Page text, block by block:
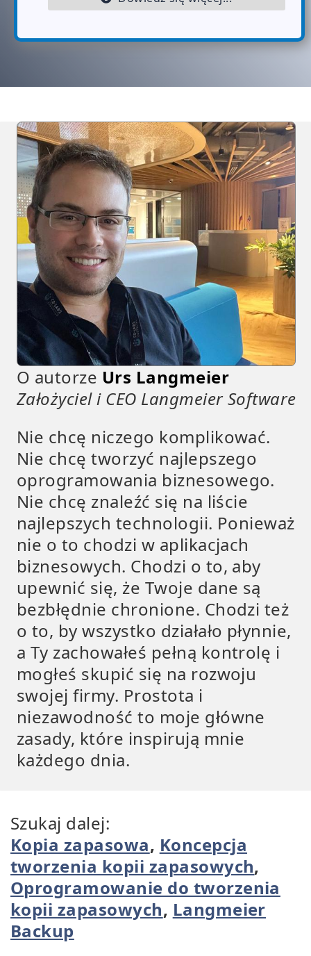
O autorze Urs Langmeier
Założyciel i CEO Langmeier Software
Nie chcę niczego komplikować.
Nie chcę tworzyć najlepszego
oprogramowania biznesowego.
Nie chcę znaleźć się na liście
najlepszych technologii. Ponieważ
nie o to chodzi w aplikacjach
biznesowych. Chodzi o to, aby
upewnić się, że Twoje dane są
bezbłędnie chronione. Chodzi też
o to, by wszystko działało płynnie,
a Ty zachowałeś pełną kontrolę i
mogłeś skupić się na rozwoju
swojej firmy. Prostota i
niezawodność to moje główne
zasady, które inspirują mnie
każdego dnia.
Szukaj dalej:
Kopia zapasowa, Koncepcja
tworzenia kopii zapasowych,
Oprogramowanie do tworzenia
kopii zapasowych, Langmeier
Backup